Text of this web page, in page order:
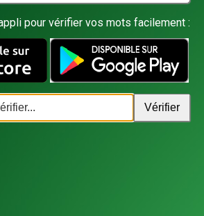
pour vérifier vos mots facilement :